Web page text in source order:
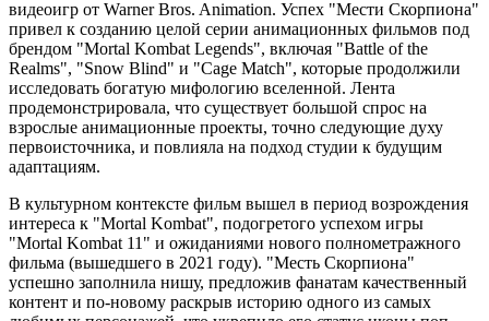
видеоигр от Warner Bros. Animation. Успех "Мести Скорпиона"
привел к созданию целой серии анимационных фильмов под
брендом "Mortal Kombat Legends", включая "Battle of the
Realms", "Snow Blind" и "Cage Match", которые продолжили
исследовать богатую мифологию вселенной. Лента
продемонстрировала, что существует большой спрос на
взрослые анимационные проекты, точно следующие духу
первоисточника, и повлияла на подход студии к будущим
адаптациям.
В культурном контексте фильм вышел в период возрождения
интереса к "Mortal Kombat", подогретого успехом игры
"Mortal Kombat 11" и ожиданиями нового полнометражного
фильма (вышедшего в 2021 году). "Месть Скорпиона"
успешно заполнила нишу, предложив фанатам качественный
контент и по-новому раскрыв историю одного из самых